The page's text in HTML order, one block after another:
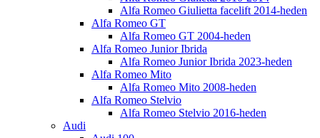
Alfa Romeo Giulietta facelift 2014-heden
Alfa Romeo GT
Alfa Romeo GT 2004-heden
Alfa Romeo Junior Ibrida
Alfa Romeo Junior Ibrida 2023-heden
Alfa Romeo Mito
Alfa Romeo Mito 2008-heden
Alfa Romeo Stelvio
Alfa Romeo Stelvio 2016-heden
Audi